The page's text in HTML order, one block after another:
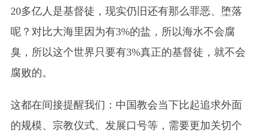
20多亿人是基督徒，现实仍旧还有那么罪恶、堕落
呢？对比大海里因为有3%的盐，所以海水不会腐
臭，所以这个世界只要有3%真正的基督徒，就不会
腐败的。
这都在间接提醒我们：中国教会当下比起追求外面
的规模、宗教仪式、发展口号等，需要更加关切个